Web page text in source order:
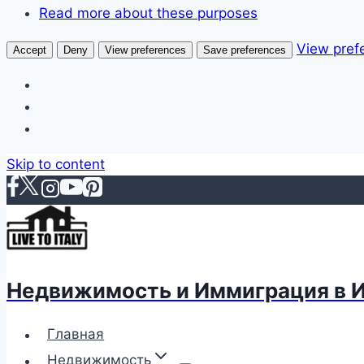
Read more about these purposes
Accept Deny View preferences Save preferences View
Skip to content
Недвижимость и Иммиграция в
Главная
Недвижимость